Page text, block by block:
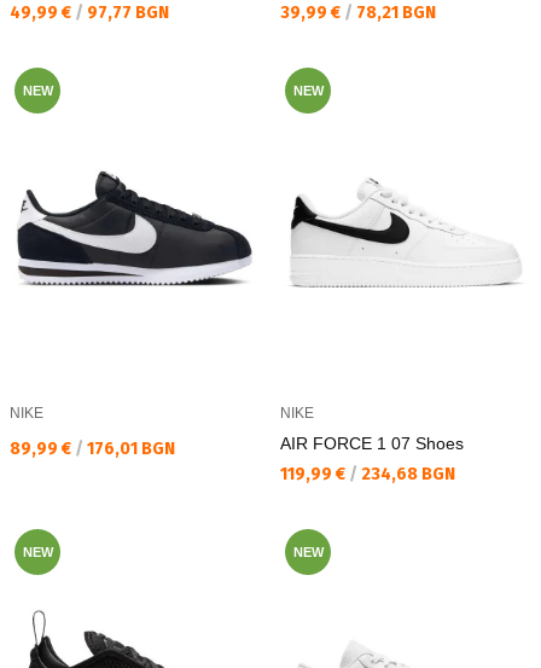
Текуща цена:
49,99 € / 97,77 BGN Текуща цена:
39,99 € / 78,21 BGN
NEW
NIKE
Текуща цена:
89,99 € / 176,01 BGN
NEW
NIKE
AIR FORCE 1 07 Shoes
Текуща цена:
119,99 € / 234,68 BGN
NEW NEW